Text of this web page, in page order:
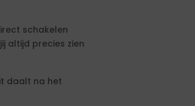
schakelen
altijd precies zien
daalt na het